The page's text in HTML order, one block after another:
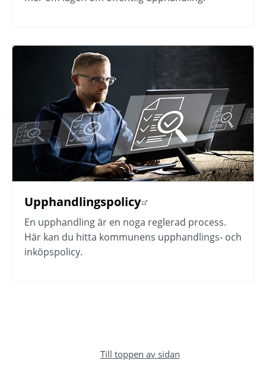
Upphandlingspolicy
Länk till annan webbplats.
En upphandling är en noga reglerad process.
Här kan du hitta kommunens upphandlings- och
inköpspolicy.
Till toppen av sidan